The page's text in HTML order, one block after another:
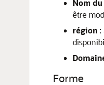
Nom
être
région :
Forme